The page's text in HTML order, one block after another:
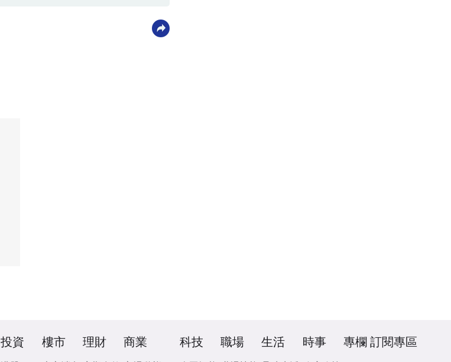
投資 樓市 理財 商業 科技 職場 生活 時事 專欄 訂閱專區